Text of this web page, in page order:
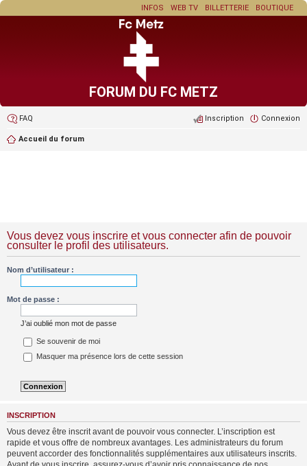
BOUTIQUE
BILLETTERIE
WEB TV
INFOS
FORUM DU FC METZ
FAQ Connexion
Inscription
Accueil du forum
Vous devez vous inscrire et vous connecter afin de pouvoir
consulter le profil des utilisateurs.
Nom d’utilisateur :
Mot de passe :
J’ai oublié mon mot de passe
Se souvenir de moi
Masquer ma présence lors de cette session
INSCRIPTION
Vous devez être inscrit avant de pouvoir vous connecter. L’inscription est
rapide et vous offre de nombreux avantages. Les administrateurs du forum
peuvent accorder des fonctionnalités supplémentaires aux utilisateurs inscrits.